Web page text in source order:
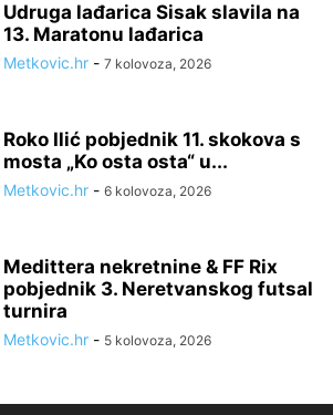
Udruga lađarica Sisak slavila na
13. Maratonu lađarica
Metkovic.hr - 7 kolovoza, 2026
Roko Ilić pobjednik 11. skokova s
mosta „Ko osta osta“ u...
Metkovic.hr - 6 kolovoza, 2026
Medittera nekretnine & FF Rix
pobjednik 3. Neretvanskog futsal
turnira
Metkovic.hr - 5 kolovoza, 2026